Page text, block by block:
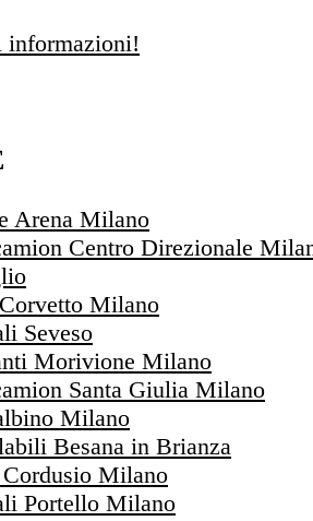
informazioni!
Arena Milano
Centro Direzionale
Milano
Seveso
Morivione Milano
Santa Giulia Milano
Milano
Besana in Brianza
Cordusio Milano
Portello Milano